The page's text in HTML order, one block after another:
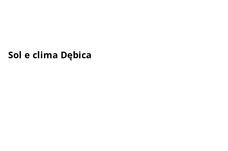
Sol e clima Dębica